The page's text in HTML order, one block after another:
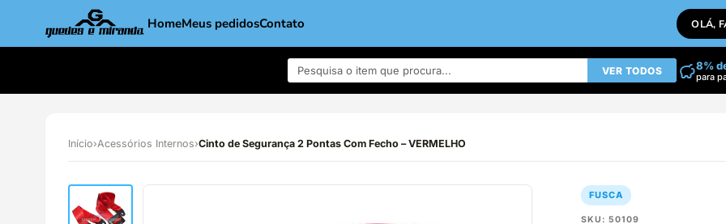
HomeMeus pedidosContato OLÁ,
VER TODOS 8%
para
Início›Acessórios Internos›Cinto de Segurança 2 Pontas Com Fecho – VERMELHO
FUSCA
SKU: 50109